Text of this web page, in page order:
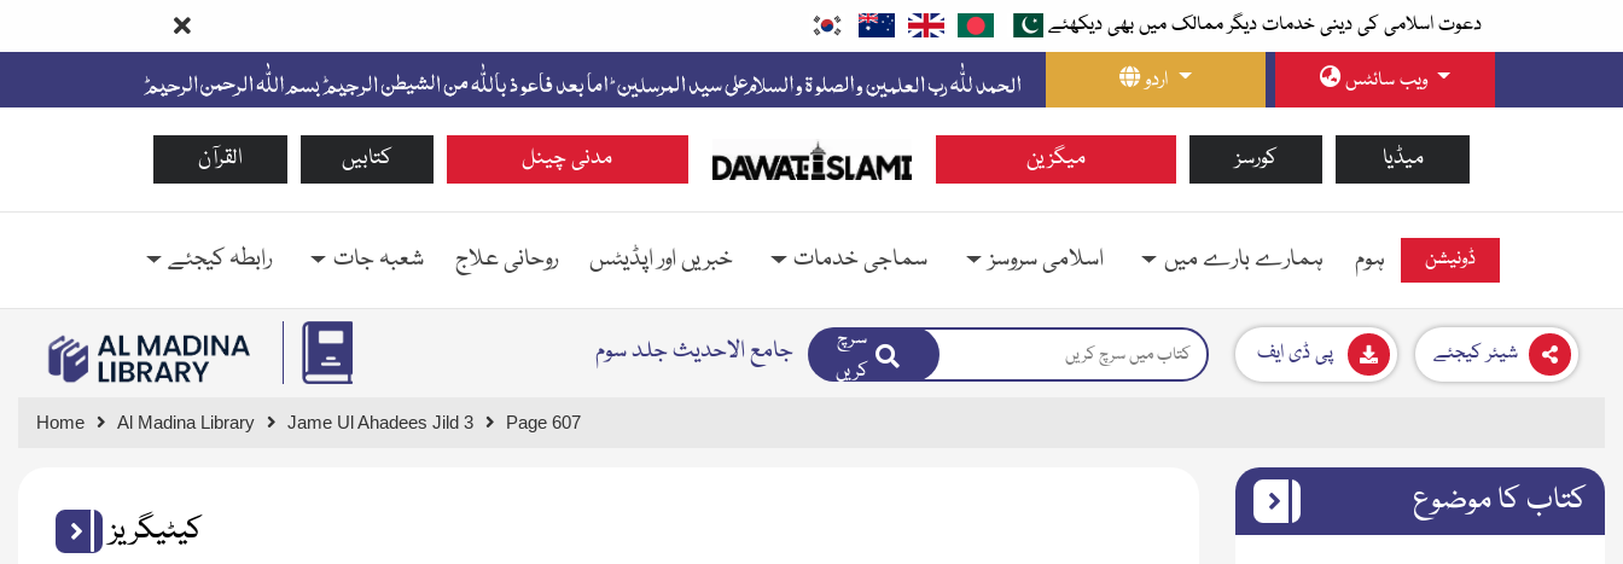
دعوت اسلامی کی دینی خدمات دیگر ممالک میں بھی دیکھئے
اردو
ویب سائٹس
القرآن کتابیں مدنی چینل میگزین کورسز میڈیا
ہوم ہمارے بارے میں اسلامی سروسز سماجی خدمات خبریں اور اپڈیٹس روحانی علاج شعبہ جات رابطہ کیجئے ڈونیشن
جامع الاحدیث جلد سوم
سرچ
کریں
پی ڈی ایف شیئر کیجئے
Home Al Madina Library Jame Ul Ahadees Jild 3 Page 607
کیٹیگریز
کتاب کا موضوع